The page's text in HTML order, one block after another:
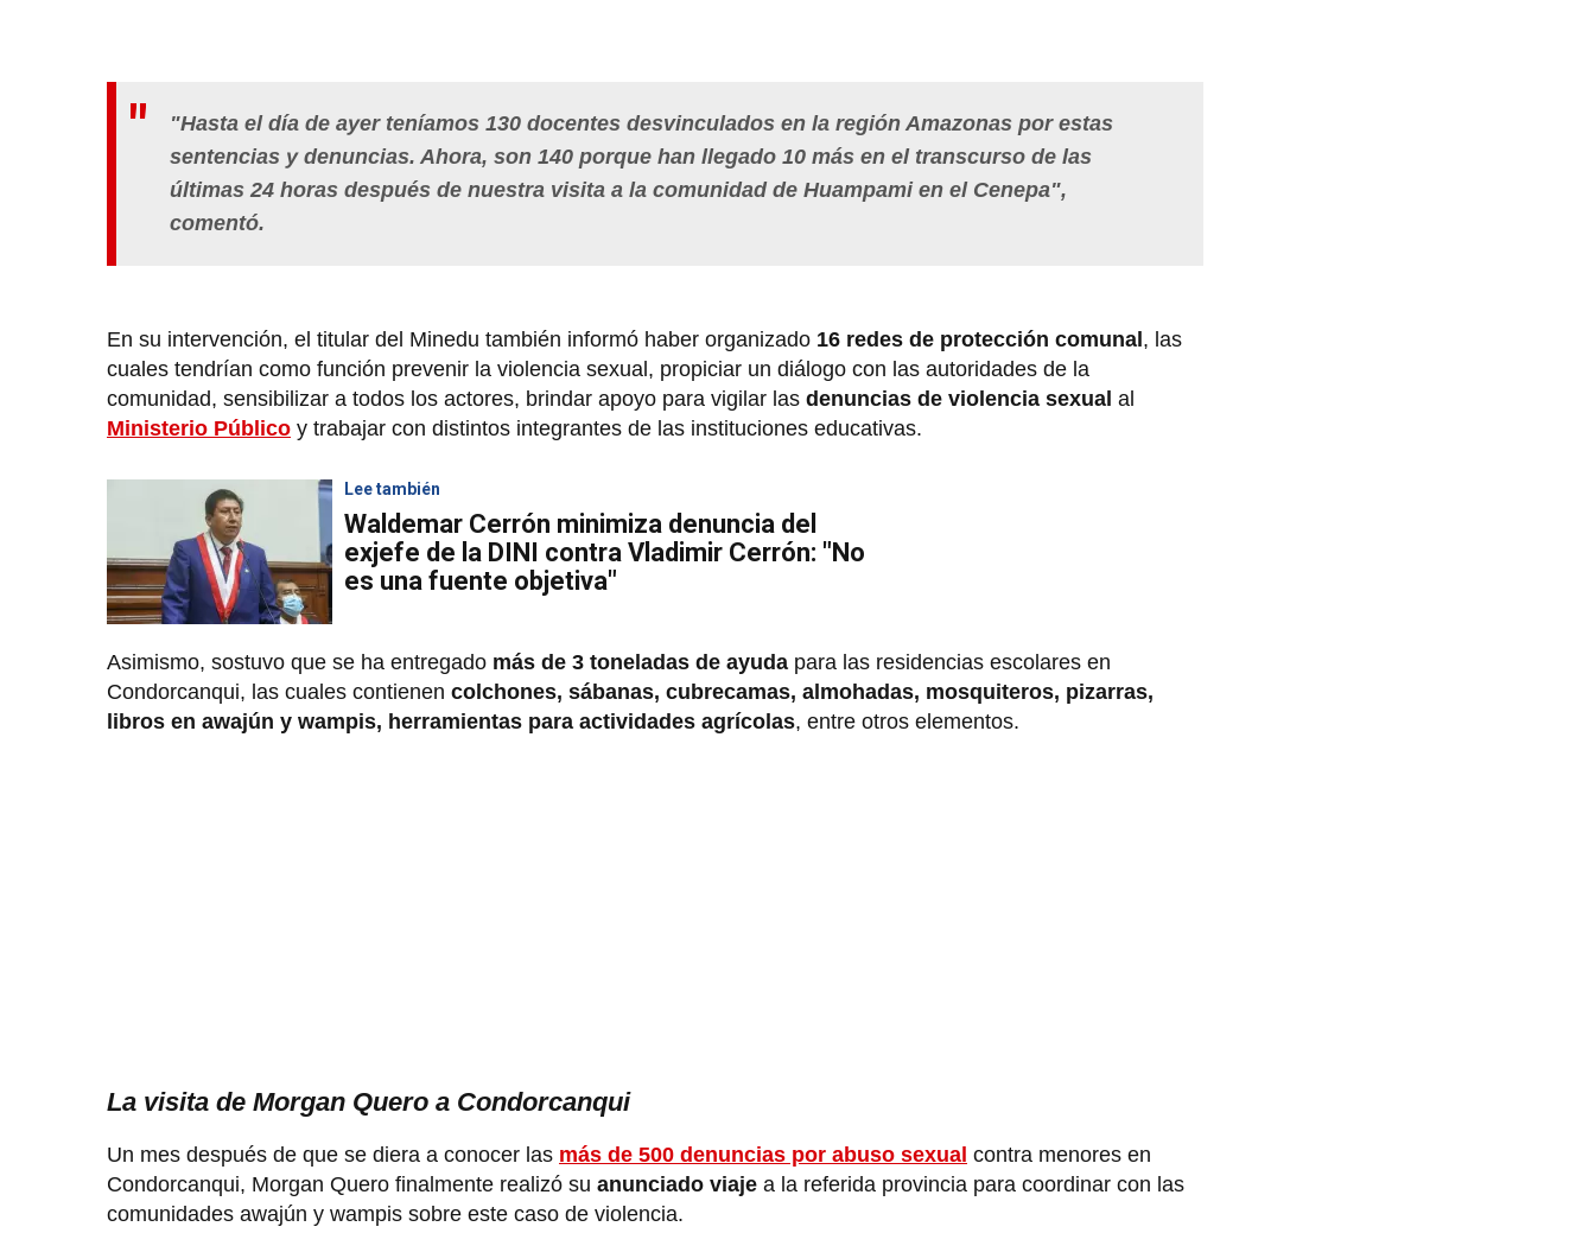
"Hasta el día de ayer teníamos 130 docentes desvinculados en la región Amazonas por estas
sentencias y denuncias. Ahora, son 140 porque han llegado 10 más en el transcurso de las
últimas 24 horas después de nuestra visita a la comunidad de Huampami en el Cenepa",
comentó.
En su intervención, el titular del Minedu también informó haber organizado 16 redes de protección comunal, las
cuales tendrían como función prevenir la violencia sexual, propiciar un diálogo con las autoridades de la
comunidad, sensibilizar a todos los actores, brindar apoyo para vigilar las denuncias de violencia sexual al
Ministerio Público y trabajar con distintos integrantes de las instituciones educativas.
Lee también
Waldemar Cerrón minimiza denuncia del
exjefe de la DINI contra Vladimir Cerrón: "No
es una fuente objetiva"
Asimismo, sostuvo que se ha entregado más de 3 toneladas de ayuda para las residencias escolares en
Condorcanqui, las cuales contienen colchones, sábanas, cubrecamas, almohadas, mosquiteros, pizarras,
libros en awajún y wampis, herramientas para actividades agrícolas, entre otros elementos.
La visita de Morgan Quero a Condorcanqui
Un mes después de que se diera a conocer las más de 500 denuncias por abuso sexual contra menores en
Condorcanqui, Morgan Quero finalmente realizó su anunciado viaje a la referida provincia para coordinar con las
comunidades awajún y wampis sobre este caso de violencia.